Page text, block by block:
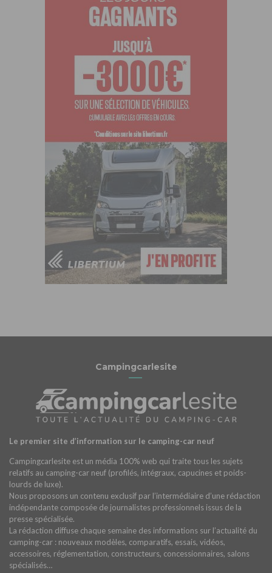
Campingcarlesite
Le premier site d’information sur le camping-car neuf
Campingcarlesite est un média 100% web qui traite tous les sujets
relatifs au camping-car neuf (profilés, intégraux, capucines et poids-
lourds de luxe).
Nous proposons un contenu exclusif par l’intermédiaire d’une rédaction
indépendante composée de journalistes professionnels issus de la
presse spécialisée.
La rédaction diffuse chaque semaine des informations sur l’actualité du
camping-car : nouveaux modèles, comparatifs, essais, vidéos,
accessoires, réglementation, constructeurs, concessionnaires, salons
spécialisés…